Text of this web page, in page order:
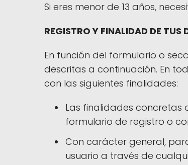
Si eres menor de 13 años,
REGISTRO Y FINALIDAD DE TUS
En función del formulario o
descritas a continuación. En
con las siguientes finalidades:
Las finalidades concretas
formulario de registro o
Con carácter general,
usuario a través de